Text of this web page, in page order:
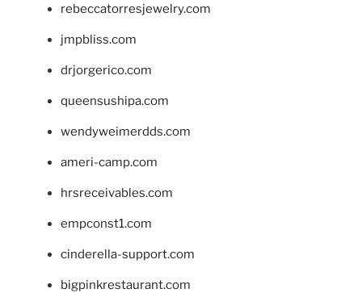
rebeccatorresjewelry.com
jmpbliss.com
drjorgerico.com
queensushipa.com
wendyweimerdds.com
ameri-camp.com
hrsreceivables.com
empconst1.com
cinderella-support.com
bigpinkrestaurant.com